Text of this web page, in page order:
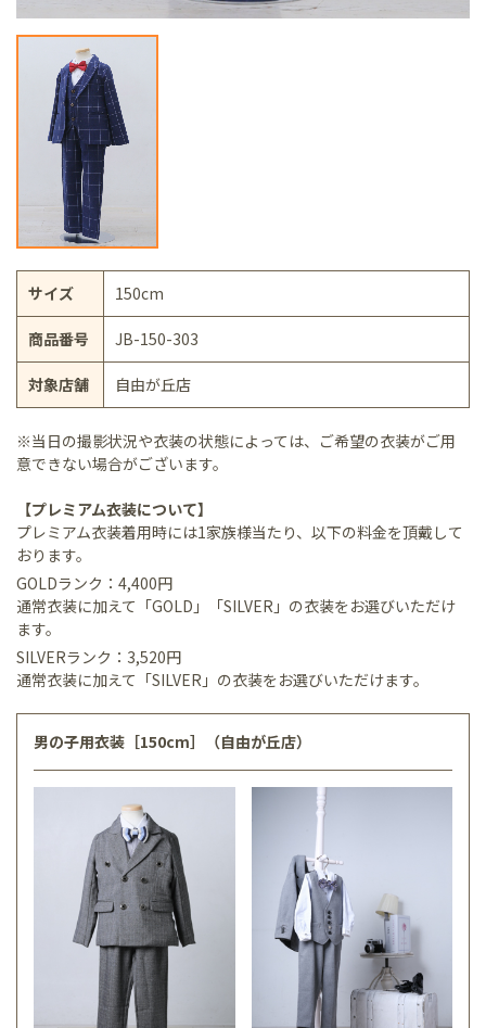
サイズ 150cm
商品番号 JB-150-303
対象店舗 自由が丘店
※当日の撮影状況や衣装の状態によっては、ご希望の衣装がご用
意できない場合がございます。
【プレミアム衣装について】
プレミアム衣装着用時には1家族様当たり、以下の料金を頂戴して
おります。
GOLDランク：4,400円
通常衣装に加えて「GOLD」「SILVER」の衣装をお選びいただけ
ます。
SILVERランク：3,520円
通常衣装に加えて「SILVER」の衣装をお選びいただけます。
男の子用衣装［150cm］（自由が丘店）